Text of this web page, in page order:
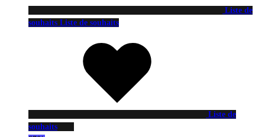
Liste de
souhaits Liste de souhaits
Liste de
souhaits